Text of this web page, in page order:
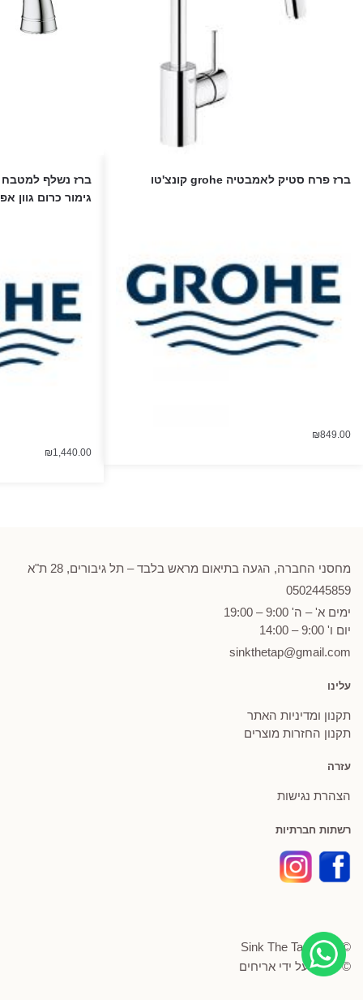
ברז פרח סטיק לאמבטיה grohe קונצ'טו
₪849.00
גימור כרום גוון
₪1,440.00
מחסני החברה, הגעה בתיאום מראש בלבד – תל גיבורים, 28 ת"א
0502445859
ימים א' – ה' 9:00 – 19:00
יום ו' 9:00 – 14:00
sinkthetap@gmail.com
עלינו
תקנון ומדיניות האתר
תקנון החזרות מוצרים
עזרה
הצהרת נגישות
רשתות חברתיות
© Sink The Tap 2026
© פותח על ידי אריחים